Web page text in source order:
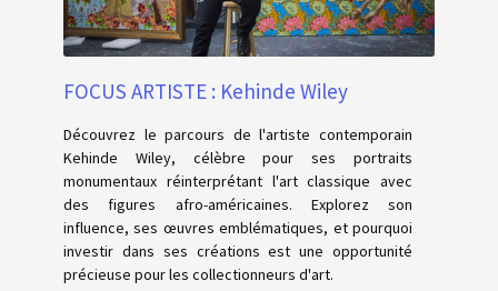
FOCUS ARTISTE : Kehinde Wiley
Découvrez le parcours de l'artiste contemporain
Kehinde Wiley, célèbre pour ses portraits
monumentaux réinterprétant l'art classique avec
des figures afro-américaines. Explorez son
influence, ses œuvres emblématiques, et pourquoi
investir dans ses créations est une opportunité
précieuse pour les collectionneurs d'art.